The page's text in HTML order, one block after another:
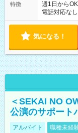
特徴 週1日からOK
電話対応なし
気になる！
＜SEKAI NO
公演のサポート
アルバイト 職種未経